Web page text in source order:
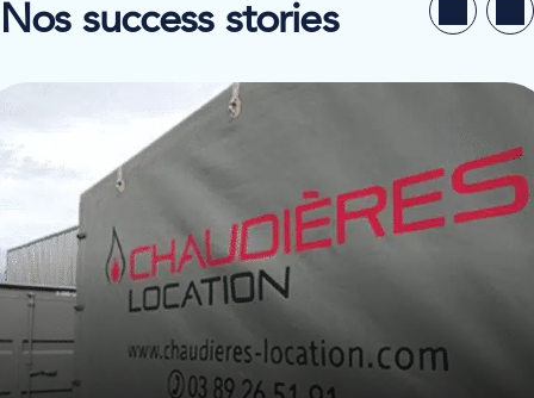
Nos success stories
l’étude de cas sur Chaudières Location